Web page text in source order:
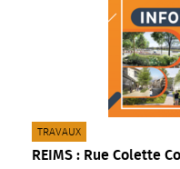
REIMS : Rue Colette
CATÉGORIE(S) :
TRAVAUX